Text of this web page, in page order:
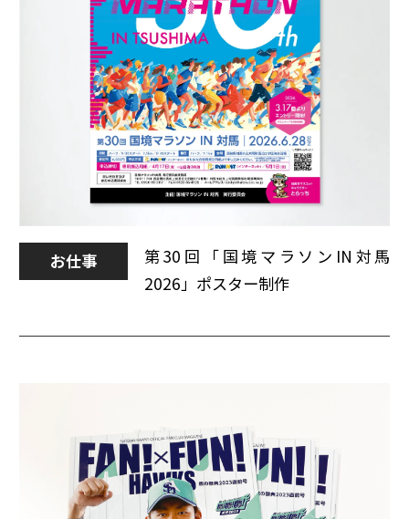
第30回「国境マラソンIN対馬
2026」ポスター制作
お仕事